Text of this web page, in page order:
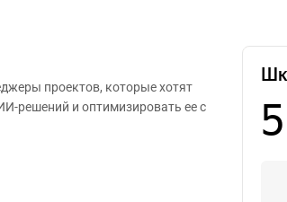
проектов, которые хотят
решений и оптимизировать ее с